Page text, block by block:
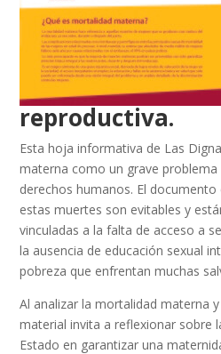
reproductiva.
Esta hoja informativa de Las
materna como un grave
derechos humanos. El
estas muertes son evitables y
vinculadas a la falta de acceso a
la ausencia de educación sexual
pobreza que enfrentan muchas
Al analizar la mortalidad materna
material invita a reflexionar sobre
Estado en garantizar una